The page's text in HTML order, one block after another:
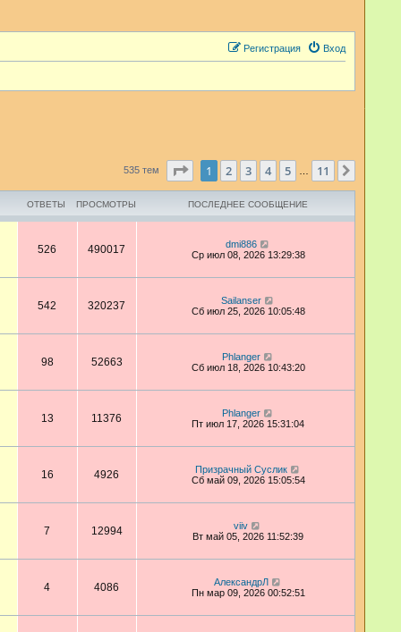
Вход
Регистрация
535 тем Страница1 из 11
1 2 3 4 5 11
ОТВЕТЫ ПРОСМОТРЫ ПОСЛЕДНЕЕ СООБЩЕНИЕ
526 490017
dmi886
Ср июл 08, 2026 13:29:38
542 320237
Sailanser
Сб июл 25, 2026 10:05:48
98 52663
Phlanger
Сб июл 18, 2026 10:43:20
13 11376
Phlanger
Пт июл 17, 2026 15:31:04
16 4926
Призрачный Суслик
Сб май 09, 2026 15:05:54
7 12994
viiv
Вт май 05, 2026 11:52:39
4 4086
АлександрЛ
Пн мар 09, 2026 00:52:51